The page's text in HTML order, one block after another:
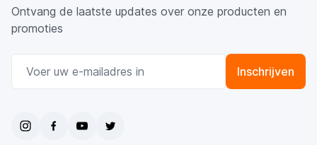
Ontvang de laatste updates over onze producten en
promoties
Inschrijven